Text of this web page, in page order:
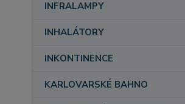
INFRALAMPY
INHALÁTORY
INKONTINENCE
KARLOVARSKÉ BAHNO